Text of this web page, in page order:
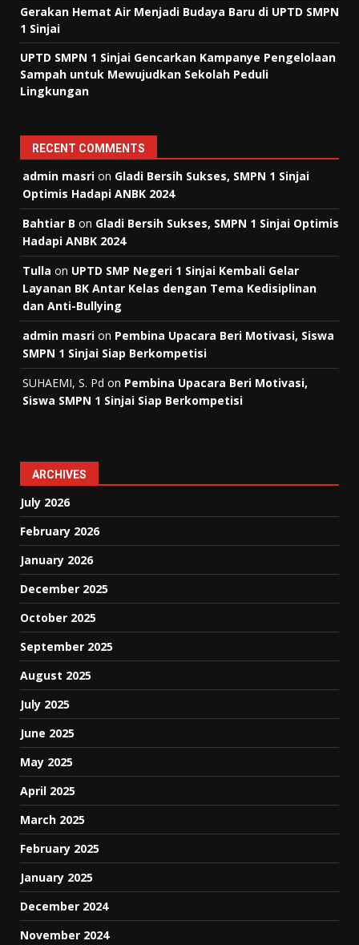
Gerakan Hemat Air Menjadi Budaya Baru di UPTD SMPN
1 Sinjai
UPTD SMPN 1 Sinjai Gencarkan Kampanye Pengelolaan
Sampah untuk Mewujudkan Sekolah Peduli
Lingkungan
RECENT COMMENTS
admin masri on Gladi Bersih Sukses, SMPN 1 Sinjai
Optimis Hadapi ANBK 2024
Bahtiar B on Gladi Bersih Sukses, SMPN 1 Sinjai Optimis
Hadapi ANBK 2024
Tulla on UPTD SMP Negeri 1 Sinjai Kembali Gelar
Layanan BK Antar Kelas dengan Tema Kedisiplinan
dan Anti-Bullying
admin masri on Pembina Upacara Beri Motivasi, Siswa
SMPN 1 Sinjai Siap Berkompetisi
SUHAEMI, S. Pd on Pembina Upacara Beri Motivasi,
Siswa SMPN 1 Sinjai Siap Berkompetisi
ARCHIVES
July 2026
February 2026
January 2026
December 2025
October 2025
September 2025
August 2025
July 2025
June 2025
May 2025
April 2025
March 2025
February 2025
January 2025
December 2024
November 2024